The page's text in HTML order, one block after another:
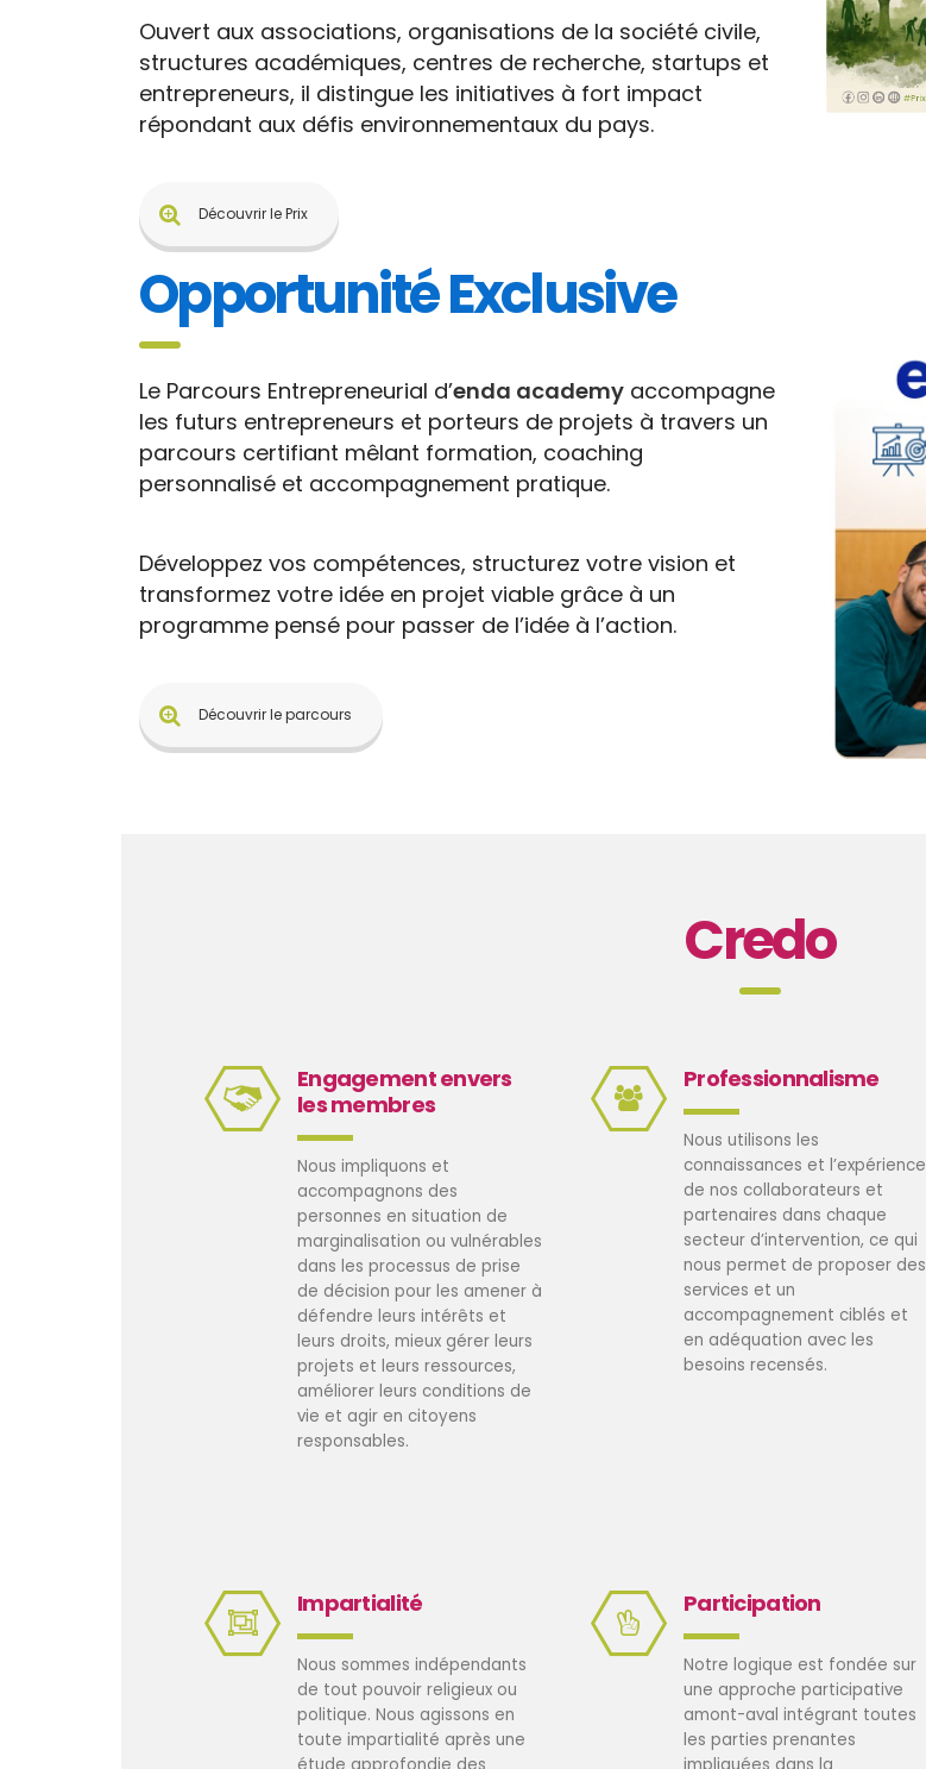
Ouvert aux associations, organisations de la société civile,
structures académiques, centres de recherche, startups et
entrepreneurs, il distingue les initiatives à fort impact
répondant aux défis environnementaux du pays.
Découvrir le Prix
Opportunité Exclusive
Le Parcours Entrepreneurial d’enda academy accompagne
les futurs entrepreneurs et porteurs de projets à travers un
parcours certifiant mêlant formation, coaching
personnalisé et accompagnement pratique.
Développez vos compétences, structurez votre vision et
transformez votre idée en projet viable grâce à un
programme pensé pour passer de l’idée à l’action.
Découvrir le parcours
Credo
Engagement envers
les membres
Nous impliquons et
accompagnons des
personnes en situation de
marginalisation ou vulnérables
dans les processus de prise
de décision pour les amener à
défendre leurs intérêts et
leurs droits, mieux gérer leurs
projets et leurs ressources,
améliorer leurs conditions de
vie et agir en citoyens
responsables.
Professionnalisme
Nous utilisons les
connaissances et l’expérience
de nos collaborateurs et
partenaires dans chaque
secteur d’intervention, ce qui
nous permet de proposer des
services et un
accompagnement ciblés et
en adéquation avec les
besoins recensés.
Impartialité
Nous sommes indépendants
de tout pouvoir religieux ou
politique. Nous agissons en
toute impartialité après une
Participation
Notre logique est fondée sur
une approche participative
amont-aval intégrant toutes
les parties prenantes